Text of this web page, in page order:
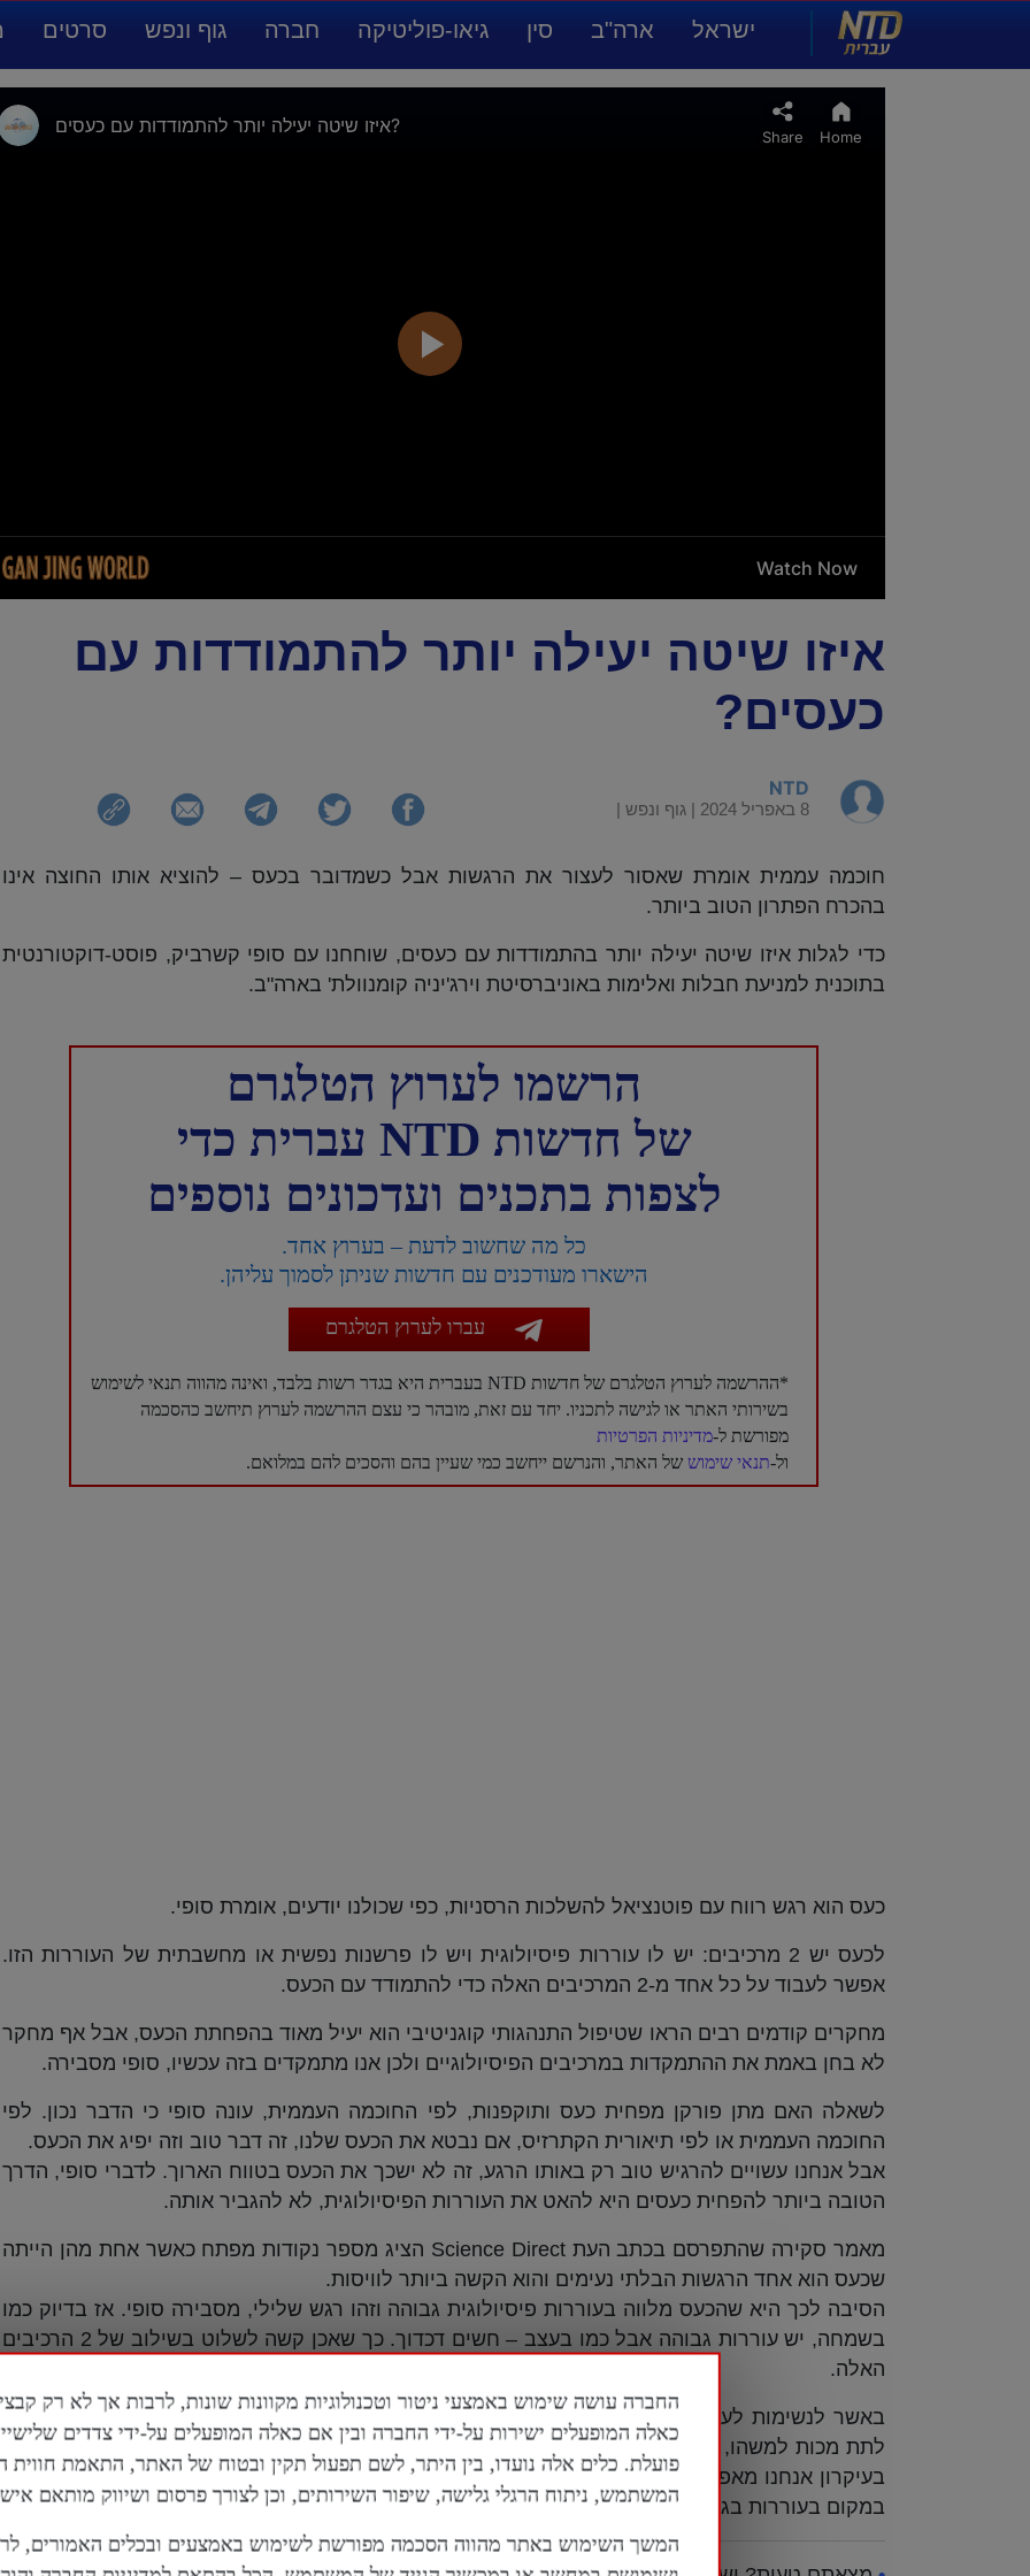
ישראל ארה"ב סין גיאו-פוליטיקה חברה גוף ונפש סרטים
NTD עברית
איזו שיטה יעילה יותר להתמודדות עם
כעסים?
NTD
8 באפריל 2024 | | גוף ונפש
חוכמה עממית אומרת שאסור לעצור את הרגשות אבל כשמדובר בכעס – להוציא אותו החוצה אינו
בהכרח הפתרון הטוב ביותר.
כדי לגלות איזו שיטה יעילה יותר בהתמודדות עם כעסים, שוחחנו עם סופי קשרביק, פוסט-דוקטורנטית
בתוכנית למניעת חבלות ואלימות באוניברסיטת וירג'יניה קומנוולת' בארה"ב.
הרשמו לערוץ הטלגרם
של חדשות NTD עברית כדי
לצפות בתכנים ועדכונים נוספים
כל מה שחשוב לדעת – בערוץ אחד.
הישארו מעודכנים עם חדשות שניתן לסמוך עליהן.
עברו לערוץ הטלגרם
*ההרשמה לערוץ הטלגרם של חדשות NTD בעברית היא בגדר רשות בלבד, ואינה מהווה תנאי לשימוש
בשירותי האתר או לגישה לתכניו. יחד עם זאת, מובהר כי עצם ההרשמה לערוץ תיחשב כהסכמה
מפורשת ל-מדיניות הפרטיות
ול-תנאי שימוששל האתר, והנרשם ייחשב כמי שעיין בהם והסכים להם במלואם.
כעס הוא רגש רווח עם פוטנציאל להשלכות הרסניות, כפי שכולנו יודעים, אומרת סופי.
לכעס יש 2 מרכיבים: יש לו עוררות פיסיולוגית ויש לו פרשנות נפשית או מחשבתית של העוררות הזו.
אפשר לעבוד על כל אחד מ-2 המרכיבים האלה כדי להתמודד עם הכעס.
מחקרים קודמים רבים הראו שטיפול התנהגותי קוגניטיבי הוא יעיל מאוד בהפחתת הכעס, אבל אף מחקר
לא בחן באמת את ההתמקדות במרכיבים הפיסיולוגיים ולכן אנו מתמקדים בזה עכשיו, סופי מסבירה.
לשאלה האם מתן פורקן מפחית כעס ותוקפנות, לפי החוכמה העממית, עונה סופי כי הדבר נכון. לפי
החוכמה העממית או לפי תיאורית הקתרזיס, אם נבטא את הכעס שלנו, זה דבר טוב וזה יפיג את הכעס.
אבל אנחנו עשויים להרגיש טוב רק באותו הרגע, זה לא ישכך את הכעס בטווח הארוך. לדברי סופי, הדרך
הטובה ביותר להפחית כעסים היא להאט את העוררות הפיסיולוגית, לא להגביר אותה.
מאמר סקירה שהתפרסם בכתב העת Science Direct הציג מספר נקודות מפתח כאשר אחת מהן הייתה
שכעס הוא אחד הרגשות הבלתי נעימים והוא הקשה ביותר לוויסות.
הסיבה לכך היא שהכעס מלווה בעוררות פיסיולוגית גבוהה וזהו רגש שלילי, מסבירה סופי. אז בדיוק כמו
בשמחה, יש עוררות גבוהה אבל כמו בעצב – חשים דכדוך. כך שאכן קשה לשלוט בשילוב של 2 הרכיבים
האלה.
באשר לנשימות לעומת פורקן, אומרת סופי, כשנותנים פורקן וצורחים לתוך כר, הולכים לחדר זעם כדי
לתת מכות למשהו, אבל כשנושמים ונרגעים, אנחנו מרגיעים את מערכת העצבים ומניחים לכעס להצטנן.
בעיקרון אנחנו מאפשרים לעצמנו להתקרר ואז אפשר להשתמש במחשבה שלנו כדי להתמודד עם הכעס
במקום בעוררות בגוף.
כאלה המופעלים ישירות על-ידי החברה ובין אם כאלה המופעלים על-ידי צדדים
פועלת. כלים אלה נועדו, בין היתר, לשם תפעול תקין ובטוח של האתר, התאמת חווית
המשתמש, ניתוח הרגלי גלישה, שיפור השירותים, וכן לצורך פרסום ושיווק מותאם
המשך השימוש באתר מהווה הסכמה מפורשת לשימוש באמצעים ובכלים האמורים,